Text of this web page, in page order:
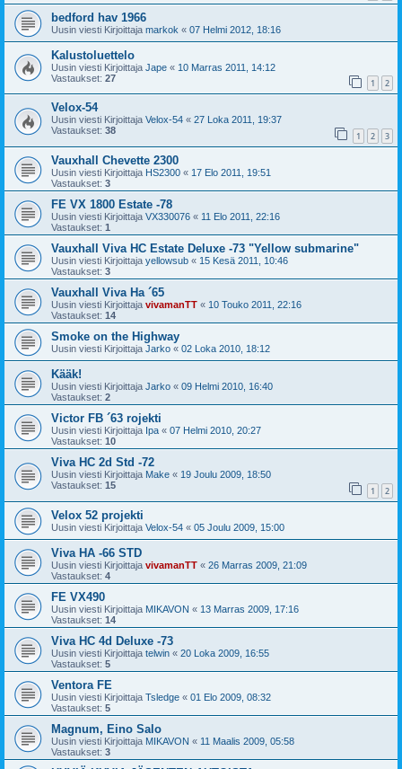
bedford hav 1966
Uusin viesti Kirjoittaja markok « 07 Helmi 2012, 18:16
Kalustoluettelo
Uusin viesti Kirjoittaja Jape « 10 Marras 2011, 14:12
Vastaukset: 27 1 2
Velox-54
Uusin viesti Kirjoittaja Velox-54 « 27 Loka 2011, 19:37
Vastaukset: 38 1 2 3
Vauxhall Chevette 2300
Uusin viesti Kirjoittaja HS2300 « 17 Elo 2011, 19:51
Vastaukset: 3
FE VX 1800 Estate -78
Uusin viesti Kirjoittaja VX330076 « 11 Elo 2011, 22:16
Vastaukset: 1
Vauxhall Viva HC Estate Deluxe -73 "Yellow submarine"
Uusin viesti Kirjoittaja yellowsub « 15 Kesä 2011, 10:46
Vastaukset: 3
Vauxhall Viva Ha ´65
Uusin viesti Kirjoittaja vivamanTT « 10 Touko 2011, 22:16
Vastaukset: 14
Smoke on the Highway
Uusin viesti Kirjoittaja Jarko « 02 Loka 2010, 18:12
Kääk!
Uusin viesti Kirjoittaja Jarko « 09 Helmi 2010, 16:40
Vastaukset: 2
Victor FB ´63 rojekti
Uusin viesti Kirjoittaja Ipa « 07 Helmi 2010, 20:27
Vastaukset: 10
Viva HC 2d Std -72
Uusin viesti Kirjoittaja Make « 19 Joulu 2009, 18:50
Vastaukset: 15 1 2
Velox 52 projekti
Uusin viesti Kirjoittaja Velox-54 « 05 Joulu 2009, 15:00
Viva HA -66 STD
Uusin viesti Kirjoittaja vivamanTT « 26 Marras 2009, 21:09
Vastaukset: 4
FE VX490
Uusin viesti Kirjoittaja MIKAVON « 13 Marras 2009, 17:16
Vastaukset: 14
Viva HC 4d Deluxe -73
Uusin viesti Kirjoittaja telwin « 20 Loka 2009, 16:55
Vastaukset: 5
Ventora FE
Uusin viesti Kirjoittaja Tsledge « 01 Elo 2009, 08:32
Vastaukset: 5
Magnum, Eino Salo
Uusin viesti Kirjoittaja MIKAVON « 11 Maalis 2009, 05:58
Vastaukset: 3